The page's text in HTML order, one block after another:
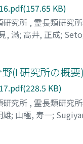
KB)
研究所 , 霊長類研究
, 滿; 高井, 正成;
(I 研究所の概要)
KB)
研究所 , 霊長類研究
雄; 山極, 寿一;